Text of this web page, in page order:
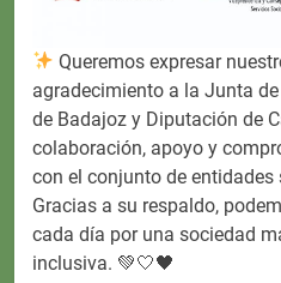
Queremos expresar
agradecimiento a la Junta
de Badajoz y Diputación de
colaboración, apoyo y
con el conjunto de entidades
Gracias a su respaldo,
cada día por una sociedad
inclusiva. 💚🤍🖤